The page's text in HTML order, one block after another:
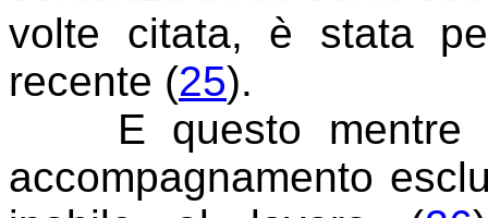
volte citata, è stata
recente (25).
E questo mentre
accompagnamento